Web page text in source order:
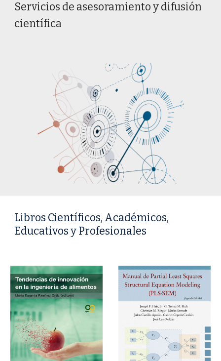
Servicios de asesoramiento y difusión
científica
Libros Científicos, Académicos,
Educativos y Profesionales